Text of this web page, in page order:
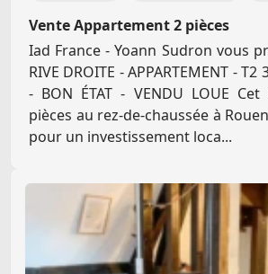
Vente Appartement 2 pièces
Iad France - Yoann Sudron vous
RIVE DROITE - APPARTEMENT - T2
- BON ÉTAT - VENDU LOUE
pièces au rez-de-chaussée à
pour un investissement loca...